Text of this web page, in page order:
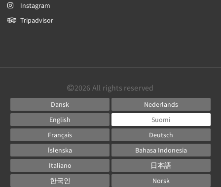
Instagram
Tripadvisor
2026 All rights reserved
Dansk
Nederlands
English
Suomi
Français
Deutsch
Íslenska
Bahasa Indonesia
Italiano
日本語
한국인
Norsk